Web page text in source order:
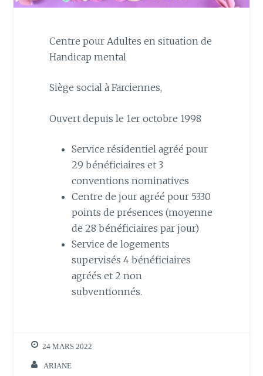
Centre pour Adultes en situation de
Handicap mental
Siège social à Farciennes,
Ouvert depuis le 1er octobre 1998
Service résidentiel agréé pour
29 bénéficiaires et 3
conventions nominatives
Centre de jour agréé pour 5330
points de présences (moyenne
de 28 bénéficiaires par jour)
Service de logements
supervisés 4 bénéficiaires
agréés et 2 non
subventionnés.
24 MARS 2022
ARIANE